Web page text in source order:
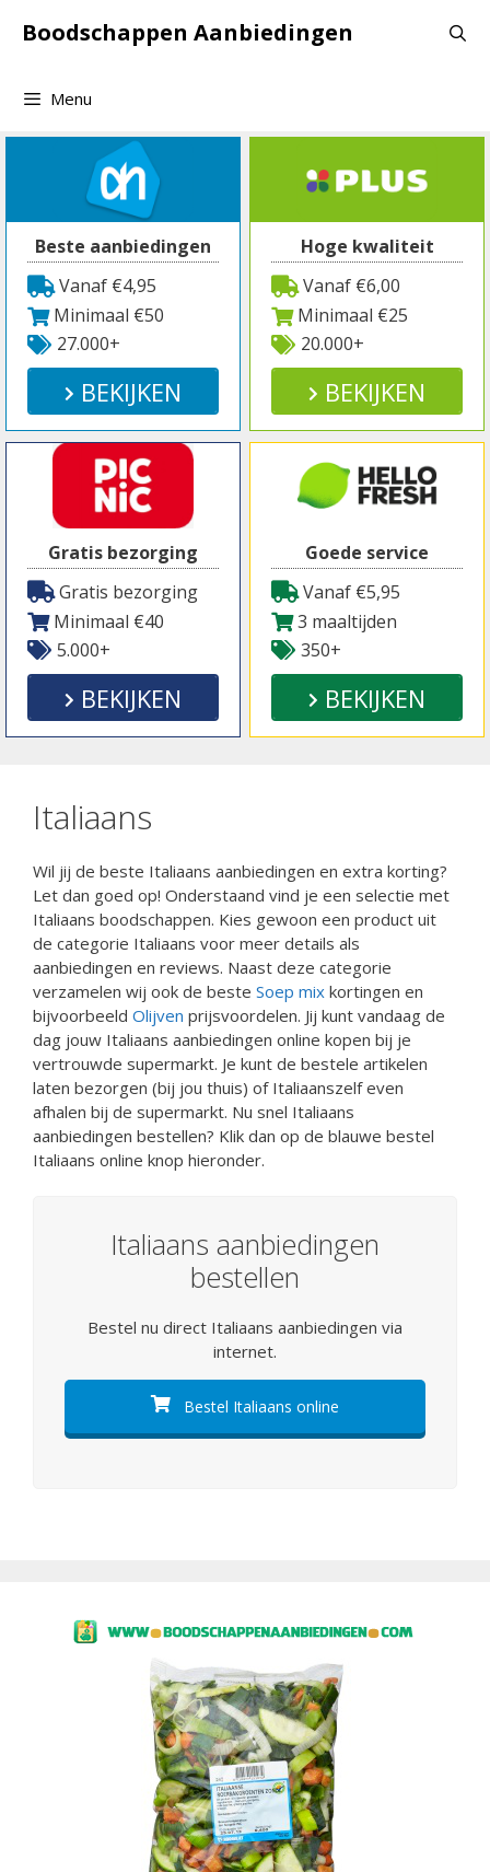
naarBoodschappen Aanbiedingen
Menu
Beste aanbiedingen
Vanaf €4,95
Minimaal €50
27.000+
BEKIJKEN
Hoge kwaliteit
Vanaf €6,00
Minimaal €25
20.000+
BEKIJKEN
Gratis bezorging
Gratis bezorging
Minimaal €40
5.000+
BEKIJKEN
Goede service
Vanaf €5,95
3 maaltijden
350+
BEKIJKEN
Italiaans
Wil jij de beste Italiaans aanbiedingen en extra korting?
Let dan goed op! Onderstaand vind je een selectie met
Italiaans boodschappen. Kies gewoon een product uit
de categorie Italiaans voor meer details als
aanbiedingen en reviews. Naast deze categorie
verzamelen wij ook de beste Soep mix kortingen en
bijvoorbeeld Olijven prijsvoordelen. Jij kunt vandaag de
dag jouw Italiaans aanbiedingen online kopen bij je
vertrouwde supermarkt. Je kunt de bestele artikelen
laten bezorgen (bij jou thuis) of Italiaanszelf even
afhalen bij de supermarkt. Nu snel Italiaans
aanbiedingen bestellen? Klik dan op de blauwe bestel
Italiaans online knop hieronder.
Italiaans aanbiedingen
bestellen
Bestel nu direct Italiaans aanbiedingen via
internet.
Bestel Italiaans online